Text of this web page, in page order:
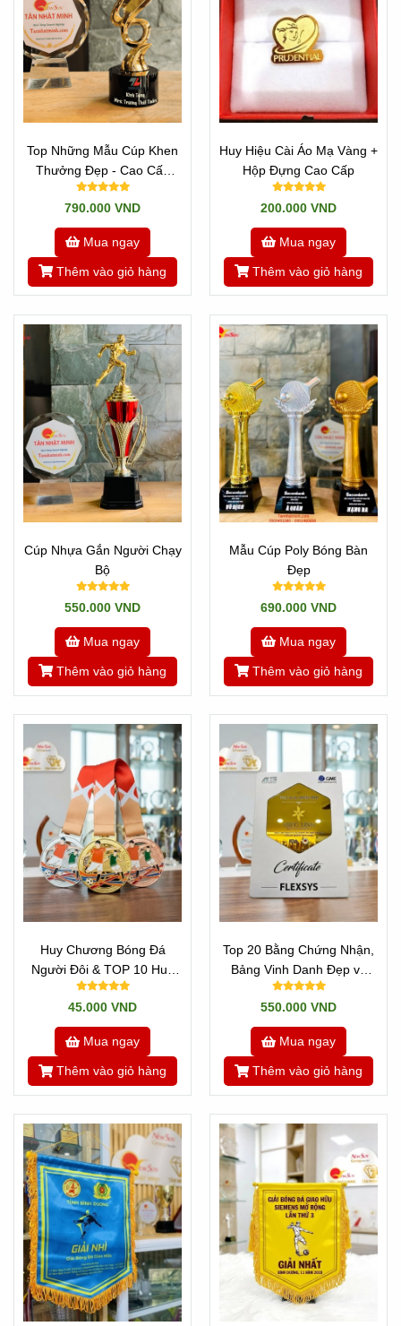
Top Những Mẫu Cúp Khen
Thưởng Đẹp - Cao Cấp
Sao Lửa
790.000 VND
Mua ngay
Thêm vào giỏ hàng
Huy Hiệu Cài Áo Mạ Vàng +
Hộp Đựng Cao Cấp
200.000 VND
Mua ngay
Thêm vào giỏ hàng
Cúp Nhựa Gắn Người Chạy
Bộ
550.000 VND
Mua ngay
Thêm vào giỏ hàng
Mẫu Cúp Poly Bóng Bàn
Đẹp
690.000 VND
Mua ngay
Thêm vào giỏ hàng
Huy Chương Bóng Đá
Người Đôi & TOP 10 Huy
Chương Bóng Đá Mẫu Đẹp
Có Sẵn
45.000 VND
Mua ngay
Thêm vào giỏ hàng
Top 20 Bằng Chứng Nhận,
Bảng Vinh Danh Đẹp và
Hiện Đại Nhất Hiện Tại
550.000 VND
Mua ngay
Thêm vào giỏ hàng